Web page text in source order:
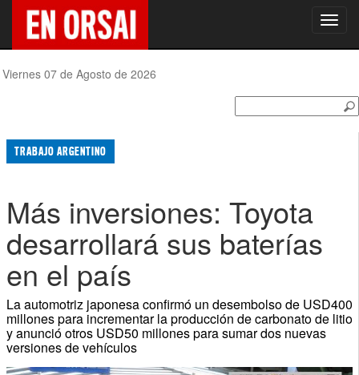
Viernes 07 de Agosto de 2026
TRABAJO ARGENTINO
Más inversiones: Toyota
desarrollará sus baterías
en el país
La automotriz japonesa confirmó un desembolso de USD400
millones para incrementar la producción de carbonato de litio
y anunció otros USD50 millones para sumar dos nuevas
versiones de vehículos